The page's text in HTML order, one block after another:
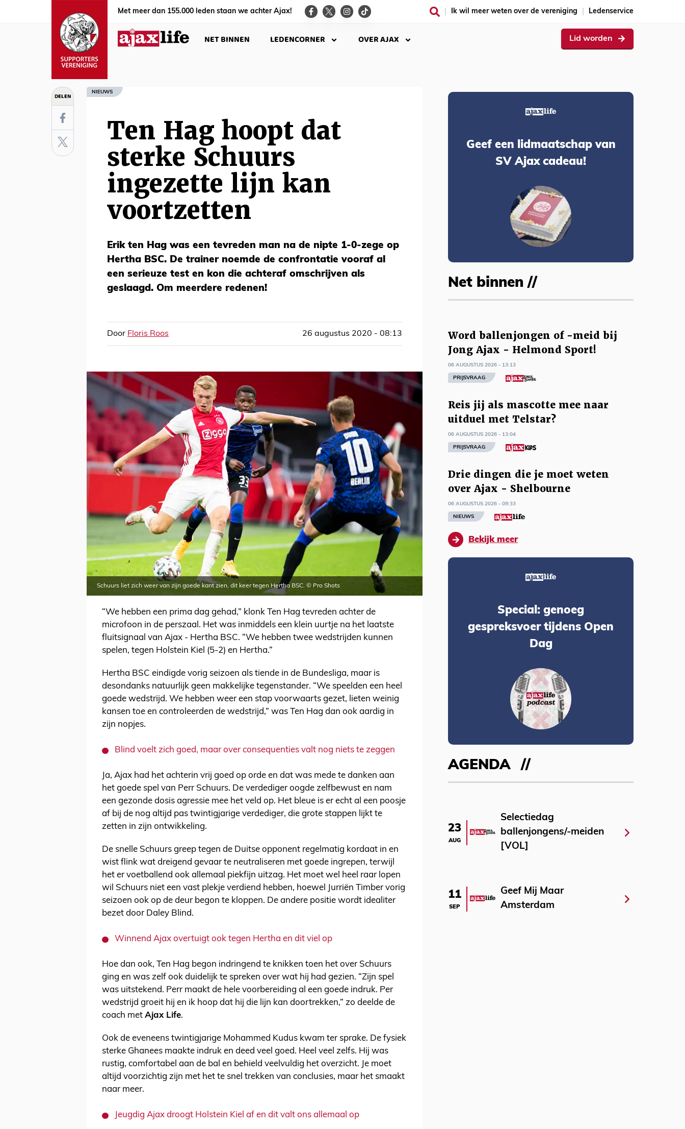
Met meer dan 155.000 leden staan we achter Ajax! Ik wil meer weten over de vereniging Ledenservice
NET BINNEN LEDENCORNER OVER AJAX Lid worden
DELEN NIEUWS
Ten Hag hoopt dat
sterke Schuurs
ingezette lijn kan
voortzetten
Erik ten Hag was een tevreden man na de nipte 1-0-zege op
Hertha BSC. De trainer noemde de confrontatie vooraf al
een serieuze test en kon die achteraf omschrijven als
geslaagd. Om meerdere redenen!
Door Floris Roos 26 augustus 2020 - 08:13
Schuurs liet zich weer van zijn goede kant zien, dit keer tegen Hertha BSC. © Pro Shots
“We hebben een prima dag gehad,” klonk Ten Hag tevreden achter de
microfoon in de perszaal. Het was inmiddels een klein uurtje na het laatste
fluitsignaal van Ajax - Hertha BSC. “We hebben twee wedstrijden kunnen
spelen, tegen Holstein Kiel (5-2) en Hertha.”
Hertha BSC eindigde vorig seizoen als tiende in de Bundesliga, maar is
desondanks natuurlijk geen makkelijke tegenstander. “We speelden een heel
goede wedstrijd. We hebben weer een stap voorwaarts gezet, lieten weinig
kansen toe en controleerden de wedstrijd,” was Ten Hag dan ook aardig in
zijn nopjes.
Blind voelt zich goed, maar over consequenties valt nog niets te zeggen
Ja, Ajax had het achterin vrij goed op orde en dat was mede te danken aan
het goede spel van Perr Schuurs. De verdediger oogde zelfbewust en nam
een gezonde dosis agressie mee het veld op. Het bleue is er echt al een poosje
af bij de nog altijd pas twintigjarige verdediger, die grote stappen lijkt te
zetten in zijn ontwikkeling.
De snelle Schuurs greep tegen de Duitse opponent regelmatig kordaat in en
wist flink wat dreigend gevaar te neutraliseren met goede ingrepen, terwijl
het er voetballend ook allemaal piekfijn uitzag. Het moet wel heel raar lopen
wil Schuurs niet een vast plekje verdiend hebben, hoewel Jurriën Timber vorig
seizoen ook op de deur begon te kloppen. De andere positie wordt idealiter
bezet door Daley Blind.
Winnend Ajax overtuigt ook tegen Hertha en dit viel op
Hoe dan ook, Ten Hag begon indringend te knikken toen het over Schuurs
ging en was zelf ook duidelijk te spreken over wat hij had gezien. “Zijn spel
was uitstekend. Perr maakt de hele voorbereiding al een goede indruk. Per
wedstrijd groeit hij en ik hoop dat hij die lijn kan doortrekken,” zo deelde de
coach met Ajax Life.
Ook de eveneens twintigjarige Mohammed Kudus kwam ter sprake. De fysiek
sterke Ghanees maakte indruk en deed veel goed. Heel veel zelfs. Hij was
rustig, comfortabel aan de bal en behield veelvuldig het overzicht. Je moet
altijd voorzichtig zijn met het te snel trekken van conclusies, maar het smaakt
naar meer.
Jeugdig Ajax droogt Holstein Kiel af en dit valt ons allemaal op
Geef een lidmaatschap van
SV Ajax cadeau!
Net binnen //
Word ballenjongen of -meid bij
Jong Ajax - Helmond Sport!
06 AUGUSTUS 2026 - 13:13
PRIJSVRAAG
Reis jij als mascotte mee naar
uitduel met Telstar?
06 AUGUSTUS 2026 - 13:04
PRIJSVRAAG
Drie dingen die je moet weten
over Ajax - Shelbourne
06 AUGUSTUS 2026 - 09:33
NIEUWS
Bekijk meer
Special: genoeg
gespreksvoer tijdens Open
Dag
AGENDA
23
AUG
Selectiedag
ballenjongens/-meiden
[VOL]
11
SEP
Geef Mij Maar
Amsterdam